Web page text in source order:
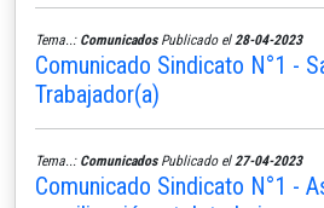
Tema..: ComunicadosPublicado el 28-04-2023
Comunicado Sindicato N°1 -
Trabajador(a)
Tema..: ComunicadosPublicado el 27-04-2023
Comunicado Sindicato N°1 -